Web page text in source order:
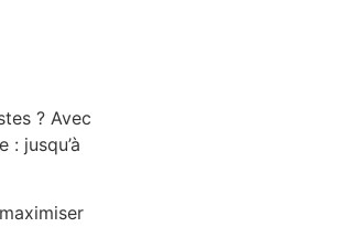
? Avec
: jusqu’à